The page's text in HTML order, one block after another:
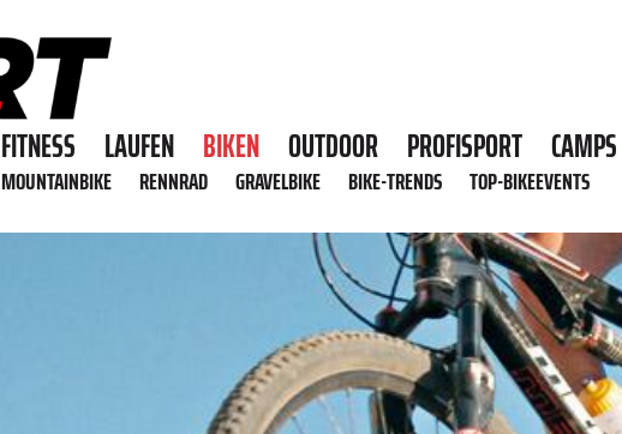
FITNESS LAUFEN BIKEN OUTDOOR PROFISPORT CAMPS
MOUNTAINBIKE RENNRAD GRAVELBIKE BIKE-TRENDS TOP-BIKEEVENTS